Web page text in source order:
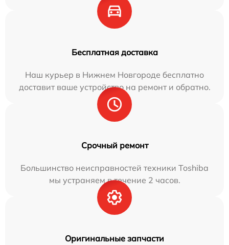
Бесплатная доставка
Наш курьер в Нижнем Новгороде бесплатно
доставит ваше устройство на ремонт и обратно.
Срочный ремонт
Большинство неисправностей техники Toshiba
мы устраняем в течение 2 часов.
Оригинальные запчасти